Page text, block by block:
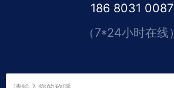
186 8031 0087
（7*24小时在线）